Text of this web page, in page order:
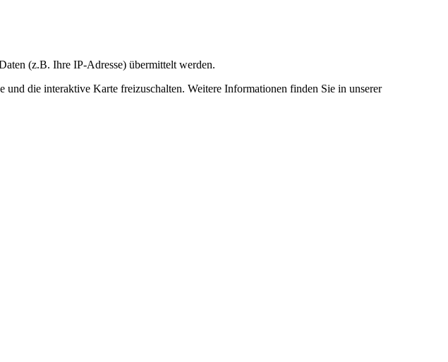
(z.B. Ihre IP-Adresse) übermittelt werden.
die interaktive Karte freizuschalten. Weitere Informationen finden Sie in unserer